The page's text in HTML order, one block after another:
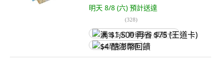
明天 8/8 (六) 預計送達
(328)
满 $1,500 再省 $75 (王道卡)
$4 酷澎幣回饋